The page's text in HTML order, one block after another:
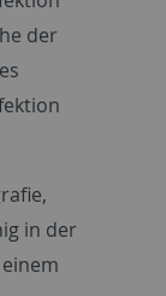
der
in der